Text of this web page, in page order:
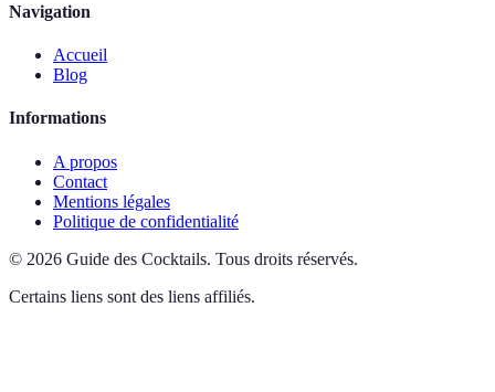
Navigation
Accueil
Blog
Informations
A propos
Contact
Mentions légales
Politique de confidentialité
© 2026 Guide des Cocktails. Tous droits réservés.
Certains liens sont des liens affiliés.